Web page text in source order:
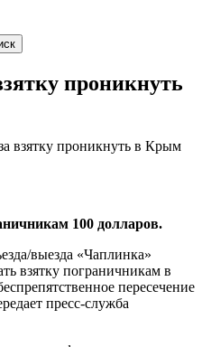
проникнуть
взятку проникнуть в Крым
100 долларов.
выезда «Чаплинка»
взятку пограничникам в
пересечение
пресс-служба